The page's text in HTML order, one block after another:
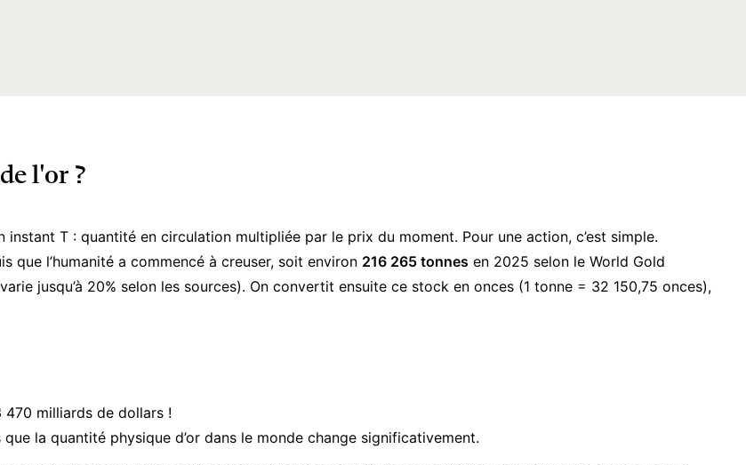
l'or ?
instant T : quantité en circulation multipliée par le prix du moment. Pour une action, c’est simple.
que l’humanité a commencé à creuser, soit environ 216 265 tonnes en 2025 selon le World Gold
jusqu’à 20% selon les sources). On convertit ensuite ce stock en onces (1 tonne = 32 150,75 onces),
milliards de dollars !
la quantité physique d’or dans le monde change significativement.